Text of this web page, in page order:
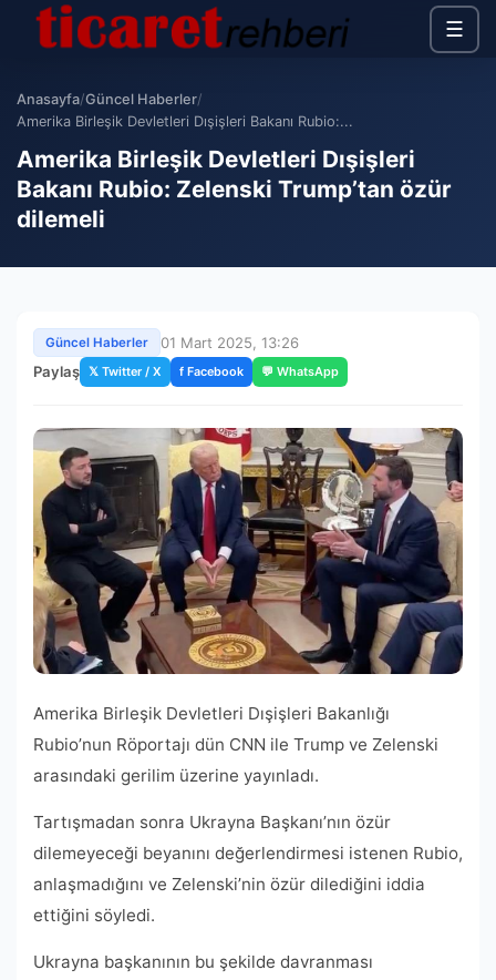
☰
Anasayfa/Güncel Haberler/
Amerika Birleşik Devletleri Dışişleri Bakanı Rubio:...
Amerika Birleşik Devletleri Dışişleri
Bakanı Rubio: Zelenski Trump’tan özür
dilemeli
Güncel Haberler
01 Mart 2025, 13:26
Paylaş 𝕏 Twitter / X f Facebook 💬 WhatsApp
Amerika Birleşik Devletleri Dışişleri Bakanlığı
Rubio’nun Röportajı dün CNN ile Trump ve Zelenski
arasındaki gerilim üzerine yayınladı.
Tartışmadan sonra Ukrayna Başkanı’nın özür
dilemeyeceği beyanını değerlendirmesi istenen Rubio,
anlaşmadığını ve Zelenski’nin özür dilediğini iddia
ettiğini söyledi.
Ukrayna başkanının bu şekilde davranması